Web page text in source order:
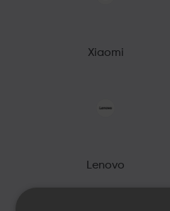
Xiaomi
Lenovo